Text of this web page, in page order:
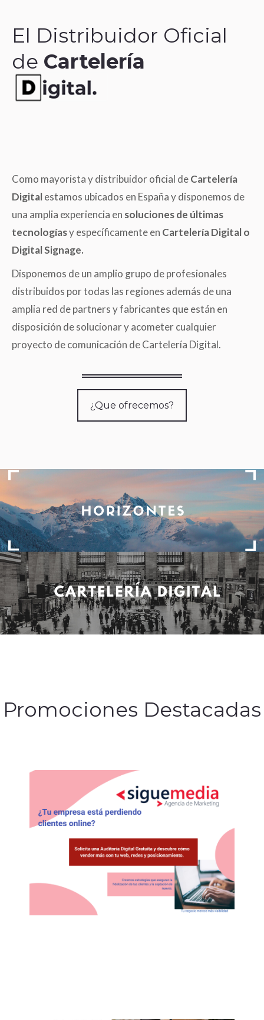
El Distribuidor Oficial
de Cartelería
Como mayorista y distribuidor oficial deCartelería
Digitalestamos ubicados en España y disponemos de
una amplia experiencia en soluciones de últimas
tecnologíasy específicamente en Cartelería Digital o
Digital Signage.
Disponemos de un amplio grupo de profesionales
distribuidos por todas las regiones además de una
amplia red de partners y fabricantes que están en
disposición de solucionar y acometer cualquier
proyecto de comunicación de Cartelería Digital.
¿Que ofrecemos?
Promociones Destacadas